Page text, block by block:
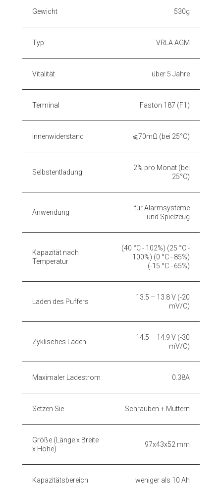
Gewicht 530g
Typ VRLA AGM
Vitalität über 5 Jahre
Terminal Faston 187 (F1)
Innenwiderstand ⩽70mΩ (bei 25°C)
Selbstentladung
2% pro Monat (bei
25°C)
Anwendung
für Alarmsysteme
und Spielzeug
Kapazität nach
Temperatur
(40 °C - 102%) (25 °C -
100%) (0 °C - 85%)
(-15 °C - 65%)
Laden des Puffers
13.5 – 13.8 V (-20
mV/C)
Zyklisches Laden
14.5 – 14.9 V (-30
mV/C)
Maximaler Ladestrom 0.38A
Setzen Sie Schrauben + Muttern
Größe (Länge x Breite
x Höhe)
97x43x52 mm
Kapazitätsbereich weniger als 10 Ah